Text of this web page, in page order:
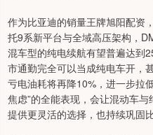
作为比亚迪的销量王牌旭阳配资
托9系新平台与全域高压架构，
混车型的纯电续航有望普遍达到
市通勤完全可以当成纯电车开，
亏电油耗将再降10%，进一步拉
焦虑”的全能表现，会让混动车
提供更灵活的选择，也持续巩固